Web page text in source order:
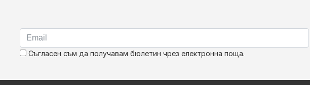
Съгласен съм да получавам бюлетин чрез електронна поща.